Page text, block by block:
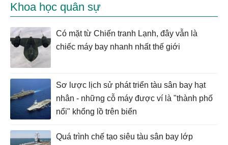
Khoa học quân sự
Có mặt từ Chiến tranh Lạnh, đây vẫn là
chiếc máy bay nhanh nhất thế giới
Sơ lược lịch sử phát triển tàu sân bay hạt
nhân - những cỗ máy được ví là "thành phố
nổi" khổng lồ trên biển
Quá trình chế tạo siêu tàu sân bay lớp